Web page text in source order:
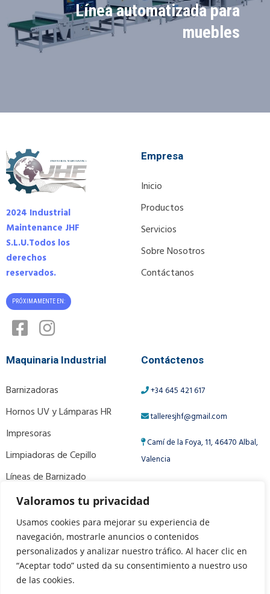
Valoramos tu privacidad
Usamos cookies para mejorar su experiencia de
navegación, mostrarle anuncios o contenidos
personalizados y analizar nuestro tráfico. Al hacer clic en
“Aceptar todo” usted da su consentimiento a nuestro uso
de las cookies.
Línea automatizada para
muebles
2024 Industrial
Maintenance JHF
S.L.U.Todos los
derechos
reservados.
PRÓXIMAMENTE EN:
Empresa
Inicio
Productos
Servicios
Sobre Nosotros
Contáctanos
Maquinaria Industrial
Barnizadoras
Hornos UV y Lámparas HR
Impresoras
Limpiadoras de Cepillo
Líneas de Barnizado
Ver Más Productos
Contáctenos
+34 645 421 617
talleresjhf@gmail.com
Camí de la Foya, 11, 46470 Albal,
Valencia
ɪɴᴛᴇʀɴᴀᴛɪᴏɴᴀʟ ᴘʀᴏᴠɪᴅᴇʀ